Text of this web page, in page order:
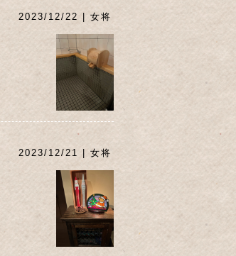
2023/12/22 | 女将
2023/12/21 | 女将